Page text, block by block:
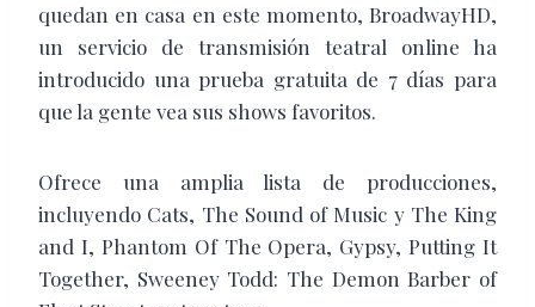
quedan en casa en este momento, BroadwayHD,
un servicio de transmisión teatral online ha
introducido una prueba gratuita de 7 días para
que la gente vea sus shows favoritos.
Ofrece una amplia lista de producciones,
incluyendo Cats, The Sound of Music y The King
and I, Phantom Of The Opera, Gypsy, Putting It
Together, Sweeney Todd: The Demon Barber of